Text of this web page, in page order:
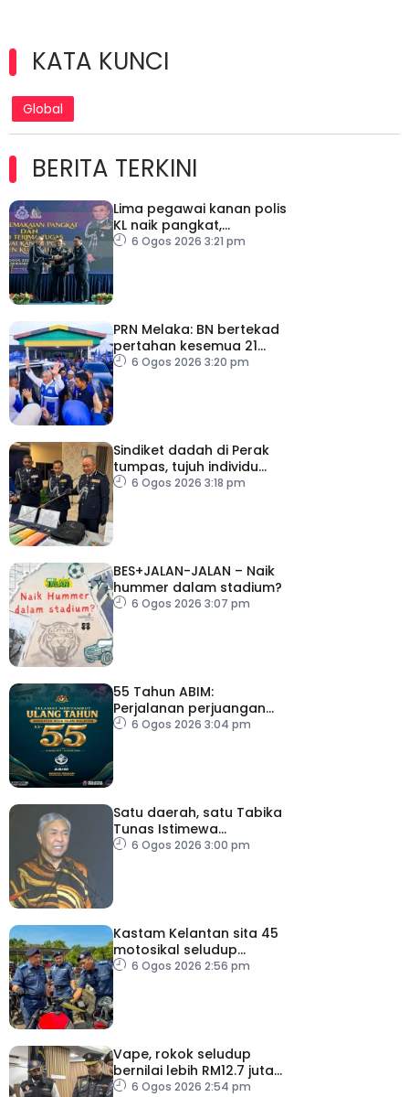
KATA KUNCI
Global
BERITA TERKINI
Lima pegawai kanan polis
KL naik pangkat,
perkukuh kepimpinan
6 Ogos 2026 3:21 pm
PRN Melaka: BN bertekad
pertahan kesemua 21
kerusi, terbuka sebarang
6 Ogos 2026 3:20 pm
Sindiket dadah di Perak
tumpas, tujuh individu
ditahan
6 Ogos 2026 3:18 pm
BES+JALAN-JALAN – Naik
hummer dalam stadium?
6 Ogos 2026 3:07 pm
55 Tahun ABIM:
Perjalanan perjuangan
berteraskan jati diri
6 Ogos 2026 3:04 pm
Satu daerah, satu Tabika
Tunas Istimewa
menjelang 2027 – TPM
6 Ogos 2026 3:00 pm
Kastam Kelantan sita 45
motosikal seludup
bernilai RM3.6 juta
6 Ogos 2026 2:56 pm
Vape, rokok seludup
bernilai lebih RM12.7 juta
dirampas di Selangor
6 Ogos 2026 2:54 pm